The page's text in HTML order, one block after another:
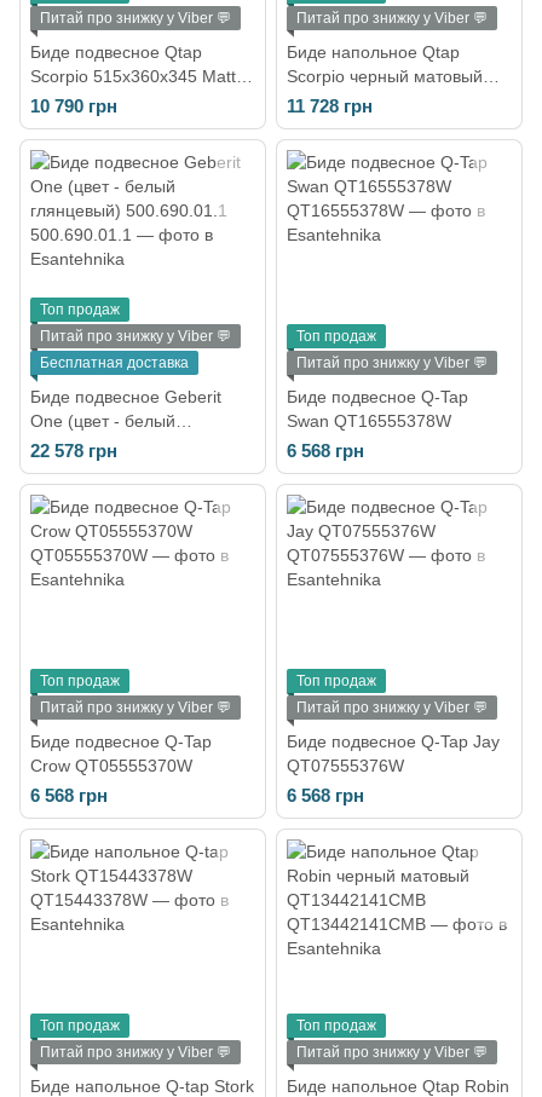
Питай про знижку у Viber 💬
Биде подвесное Qtap
Scorpio 515x360x345 Matt
black QT1455053FMB
10 790 грн
Питай про знижку у Viber 💬
Биде напольное Qtap
Scorpio черный матовый
QT14441003CMB
11 728 грн
Топ продаж
Питай про знижку у Viber 💬
Бесплатная доставка
Биде подвесное Geberit
One (цвет - белый
глянцевый) 500.690.01.1
22 578 грн
Топ продаж
Питай про знижку у Viber 💬
Биде подвесное Q-Tap
Swan QT16555378W
6 568 грн
Топ продаж
Питай про знижку у Viber 💬
Биде подвесное Q-Tap
Crow QT05555370W
6 568 грн
Топ продаж
Питай про знижку у Viber 💬
Биде подвесное Q-Tap Jay
QT07555376W
6 568 грн
Топ продаж
Питай про знижку у Viber 💬
Биде напольное Q-tap Stork
Топ продаж
Питай про знижку у Viber 💬
Биде напольное Qtap Robin